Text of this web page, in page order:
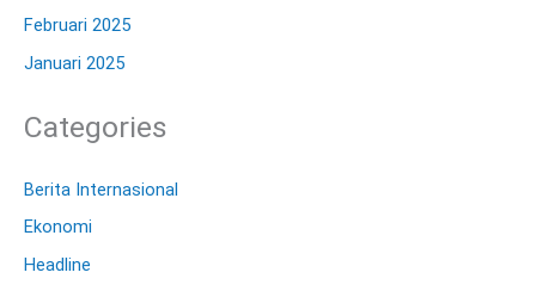
Februari 2025
Januari 2025
Categories
Berita Internasional
Ekonomi
Headline